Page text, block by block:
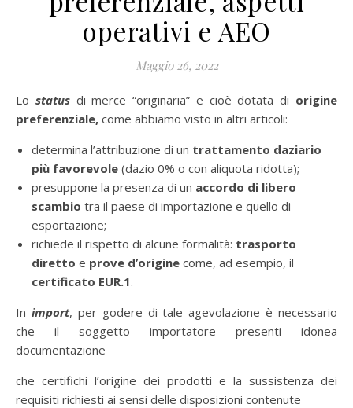
operativi e AEO
Maggio 26, 2022
Lo status di merce “originaria” e cioè dotata di origine
preferenziale, come abbiamo visto in altri articoli:
determina l’attribuzione di un trattamento daziario
più favorevole (dazio 0% o con aliquota ridotta);
presuppone la presenza di un accordo di libero
scambio tra il paese di importazione e quello di
esportazione;
richiede il rispetto di alcune formalità: trasporto
diretto e prove d’origine come, ad esempio, il
certificato EUR.1.
In import, per godere di tale agevolazione è necessario
che il soggetto importatore presenti idonea
documentazione
che certifichi l’origine dei prodotti e la sussistenza dei
requisiti richiesti ai sensi delle disposizioni contenute